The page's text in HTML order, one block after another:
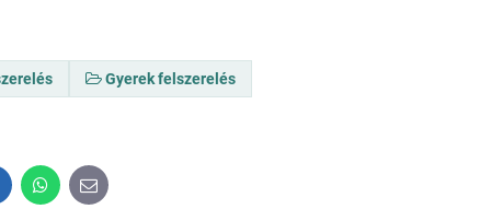
Gyerek felszerelés
WhatsApp
E-